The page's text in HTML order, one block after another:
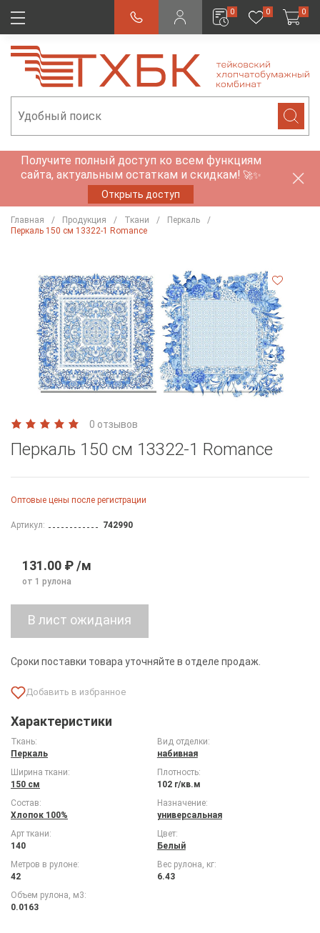
0 0 0
Получите полный доступ ко всем функциям
сайта, актуальным остаткам и скидкам! 🚀✨
Открыть доступ
Главная Продукция Ткани
Перкаль
Перкаль 150 см 13322-1 Romance
0 отзывов
Перкаль 150 см 13322-1 Romance
Оптовые цены после регистрации
Артикул: 742990
131.00 ₽ /м
от 1 рулона
Сроки поставки товара уточняйте в отделе продаж.
Характеристики
Ткань:
Перкаль
Вид отделки:
набивная
Ширина ткани:
150 см
Плотность:
102 г/кв.м
Состав:
Хлопок 100%
Назначение:
универсальная
Арт ткани:
140
Цвет:
Белый
Метров в рулоне:
42
Вес рулона, кг:
6.43
Объем рулона, м3:
0.0163